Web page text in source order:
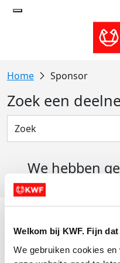
Welkom bij KWF. Fijn
We gebruiken cookies
Sponsor
Zoek een
We hebben
Actiematerialen
Evenementen